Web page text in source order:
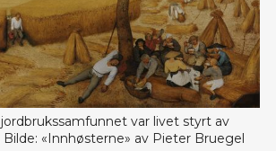
var livet styrt av
«Innhøsterne» av Pieter Bruegel